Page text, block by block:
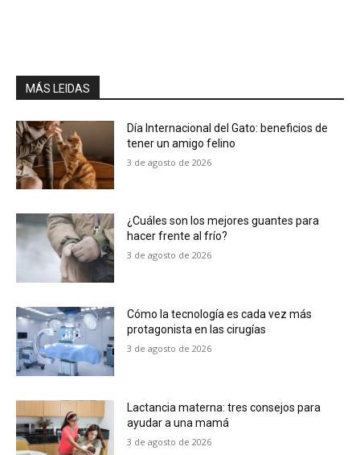
MÁS LEIDAS
Día Internacional del Gato: beneficios de
tener un amigo felino
3 de agosto de 2026
¿Cuáles son los mejores guantes para
hacer frente al frío?
3 de agosto de 2026
Cómo la tecnología es cada vez más
protagonista en las cirugías
3 de agosto de 2026
Lactancia materna: tres consejos para
ayudar a una mamá
3 de agosto de 2026